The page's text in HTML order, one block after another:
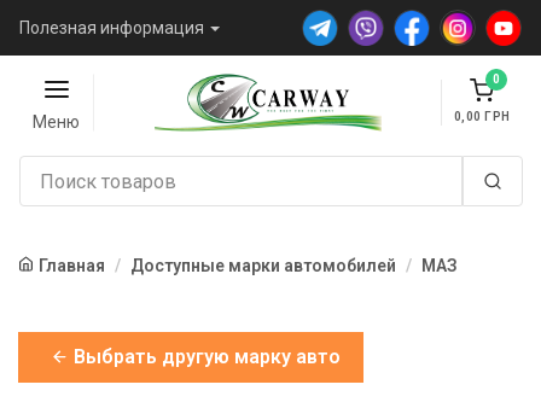
Полезная информация
Меню
0
0,00
Главная Доступные марки автомобилей МАЗ
Выбрать другую марку авто